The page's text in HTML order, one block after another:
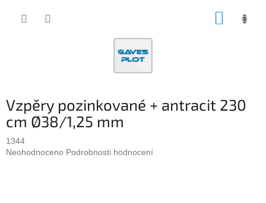
Vzpěry pozinkované + antracit 230
cm Ø38/1,25 mm
1344
Průměrné
Neohodnoceno Podrobnosti hodnocení